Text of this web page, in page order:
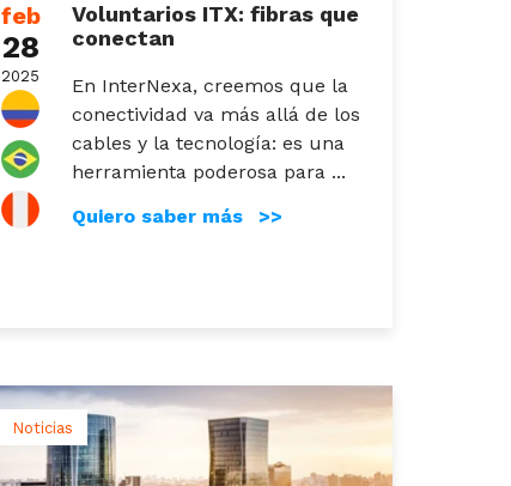
feb
28
2025
Voluntarios ITX: fibras que
conectan
En InterNexa, creemos que la
conectividad va más allá de los
cables y la tecnología: es una
herramienta poderosa para ...
Quiero saber más >>
Noticias